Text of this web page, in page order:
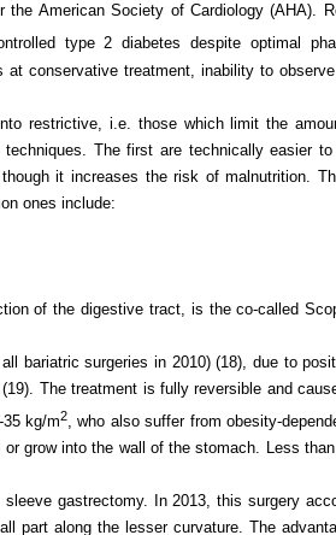
American Society of Cardiology (AHA).
type 2 diabetes despite optimal
conservative treatment, inability to
restrictive, i.e. those which limit the
The first are technically easier
it increases the risk of malnutrition.
ones include:
of the digestive tract, is the co-called
bariatric surgeries in 2010) (18), due to
The treatment is fully reversible and
kg/m2
, who also suffer from obesity-
grow into the wall of the stomach. Less
gastrectomy. In 2013, this surgery
part along the lesser curvature. The